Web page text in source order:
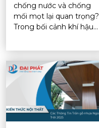
chống nước và chống
mối mọt lại quan trọng?
Trong bối cảnh khí hậu...